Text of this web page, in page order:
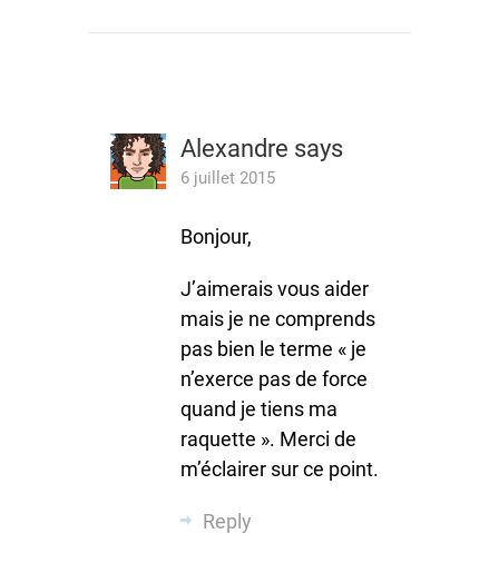
Alexandre says
6 juillet 2015
Bonjour,
J’aimerais vous aider
mais je ne comprends
pas bien le terme « je
n’exerce pas de force
quand je tiens ma
raquette ». Merci de
m’éclairer sur ce point.
Reply